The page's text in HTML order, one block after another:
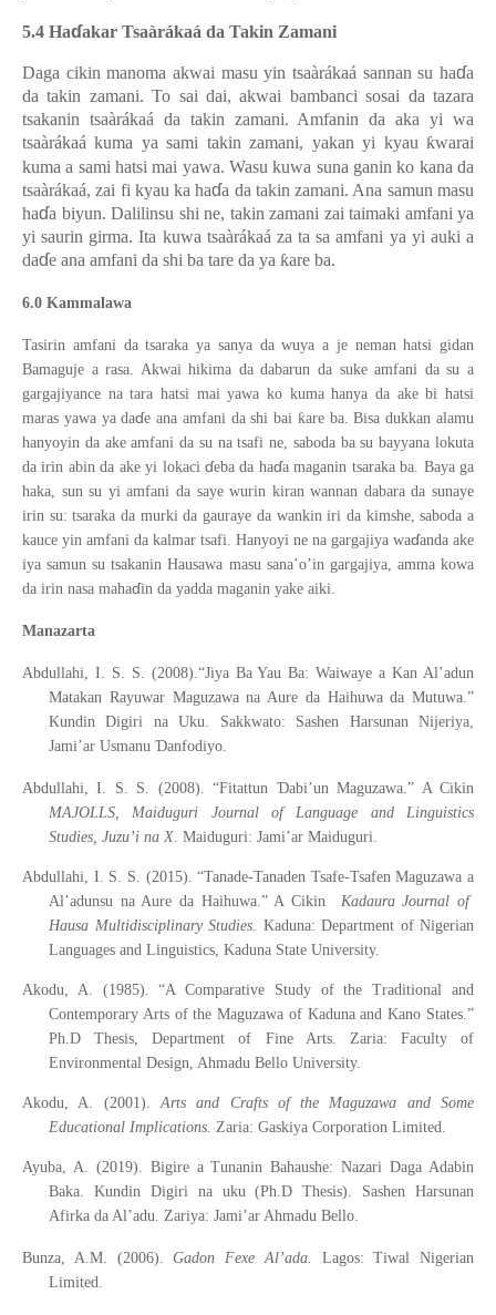
5.4 Haɗakar Tsaàrákaá da Takin Zamani
Daga cikin manoma akwai masu yin tsaàrákaá sannan su haɗa
da takin zamani. To sai dai, akwai bambanci sosai da tazara
tsakanin tsaàrákaá da takin zamani. Amfanin da aka yi wa
tsaàrákaá kuma ya sami takin zamani, yakan yi kyau ƙwarai
kuma a sami hatsi mai yawa. Wasu kuwa suna ganin ko kana da
tsaàrákaá, zai fi kyau ka haɗa da takin zamani. Ana samun masu
haɗa biyun. Dalilinsu shi ne, takin zamani zai taimaki amfani ya
yi saurin girma. Ita kuwa tsaàrákaá za ta sa amfani ya yi auki a
daɗe ana amfani da shi ba tare da ya ƙare ba.
6.0 Kammalawa
Tasirin amfani da tsaraka ya sanya da wuya a je neman hatsi gidan
Bamaguje a rasa. Akwai hikima da dabarun da suke amfani da su a
gargajiyance na tara hatsi mai yawa ko kuma hanya da ake bi hatsi
maras yawa ya daɗe ana amfani da shi bai ƙare ba. Bisa dukkan alamu
hanyoyin da ake amfani da su na tsafi ne, saboda ba su bayyana lokuta
da irin abin da ake yi lokaci ɗeba da haɗa maganin tsaraka ba. Baya ga
haka, sun su yi amfani da saye wurin kiran wannan dabara da sunaye
irin su: tsaraka da murki da gauraye da wankin iri da kimshe, saboda a
kauce yin amfani da kalmar tsafi. Hanyoyi ne na gargajiya waɗanda ake
iya samun su tsakanin Hausawa masu sana’o’in gargajiya, amma kowa
da irin nasa mahaɗin da yadda maganin yake aiki.
Manazarta
Abdullahi, I. S. S. (2008).“Jiya Ba Yau Ba: Waiwaye a Kan Al’adun
Matakan Rayuwar Maguzawa na Aure da Haihuwa da Mutuwa.”
Kundin Digiri na Uku. Sakkwato: Sashen Harsunan Nijeriya,
Jami’ar Usmanu Ɗanfodiyo.
Abdullahi, I. S. S. (2008). “Fitattun Ɗabi’un Maguzawa.” A Cikin
MAJOLLS, Maiduguri Journal of Language and Linguistics
Studies, Juzu’i na X. Maiduguri: Jami’ar Maiduguri.
Abdullahi, I. S. S. (2015). “Tanade-Tanaden Tsafe-Tsafen Maguzawa a
Al’adunsu na Aure da Haihuwa.” A Cikin
Kadaura Journal of
Hausa Multidisciplinary Studies. Kaduna: Department of Nigerian
Languages and Linguistics, Kaduna State University.
Akodu, A. (1985). “A Comparative Study of the Traditional and
Contemporary Arts of the Maguzawa of Kaduna and Kano States.”
Ph.D Thesis, Department of Fine Arts. Zaria: Faculty of
Environmental Design, Ahmadu Bello University.
Akodu, A. (2001).Arts and Crafts of the Maguzawa and Some
Educational Implications. Zaria: Gaskiya Corporation Limited.
Ayuba, A. (2019). Bigire a Tunanin Bahaushe: Nazari Daga Adabin
Baka. Kundin Digiri na uku (Ph.D Thesis). Sashen Harsunan
Afirka da Al’adu. Zariya: Jami’ar Ahmadu Bello.
Bunza, A.M. (2006).Gadon FexeAl’ada.
Lagos: Tiwal Nigerian
Limited.